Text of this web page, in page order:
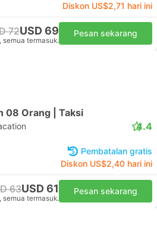
Diskon US$2,71 hari ini
72USD 69
semua termasuk.
Pesan sekarang
08 Orang | Taksi
4.4
Pembatalan gratis
Diskon US$2,40 hari ini
63USD 61
semua termasuk.
Pesan sekarang